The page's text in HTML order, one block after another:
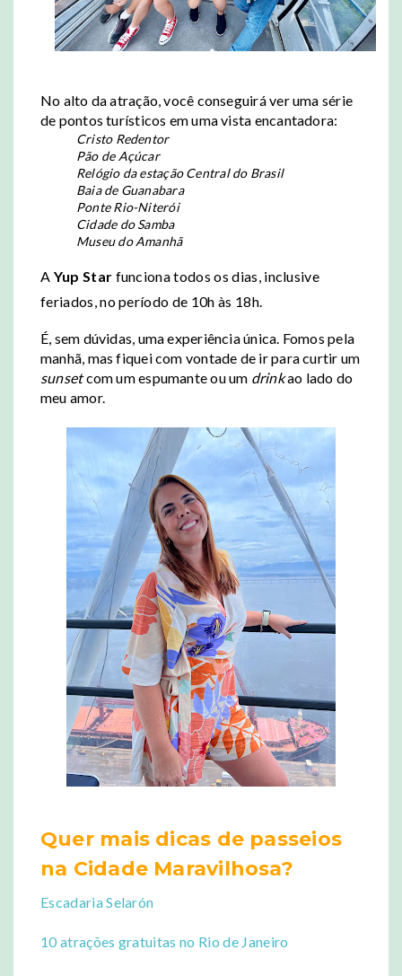
No alto da atração, você conseguirá ver uma série
de pontos turísticos em uma vista encantadora:
Cristo Redentor
Pão de Açúcar
Relógio da estação Central do Brasil
Baia de Guanabara
Ponte Rio-Niterói
Cidade do Samba
Museu do Amanhã
A Yup Star funciona todos os dias, inclusive
feriados, no período de 10h às 18h.
É, sem dúvidas, uma experiência única. Fomos pela
manhã, mas fiquei com vontade de ir para curtir um
sunsetcom um espumante ou um drinkao lado do
meu amor.
Quer mais dicas de passeios
na Cidade Maravilhosa?
Escadaria Selarón
10 atrações gratuitas no Rio de Janeiro